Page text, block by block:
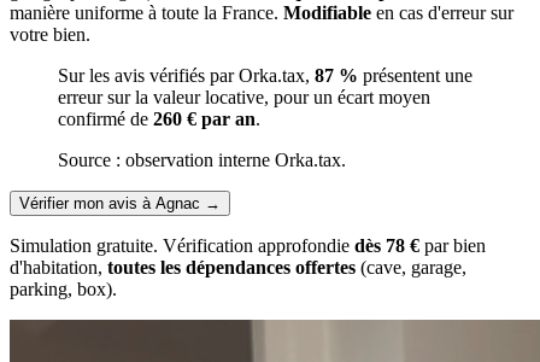
manière uniforme à toute la France. Modifiable en cas d'erreur sur
votre bien.
Sur les avis vérifiés par Orka.tax, 87 % présentent une
erreur sur la valeur locative, pour un écart moyen
confirmé de 260 € par an.
Source : observation interne Orka.tax.
Vérifier mon avis à Agnac →
Simulation gratuite. Vérification approfondie dès 78 € par bien
d'habitation, toutes les dépendances offertes (cave, garage,
parking, box).